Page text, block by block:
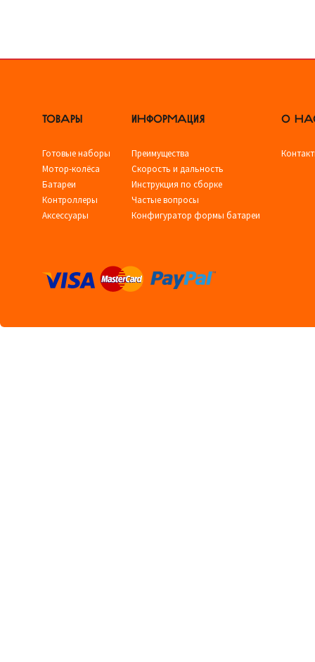
ТОВАРЫ
Готовые наборы
Мотор-колёса
Батареи
Контроллеры
Аксессуары
ИНФОРМАЦИЯ
Преимущества
Скорость и дальность
Инструкция по сборке
Частые вопросы
Конфигуратор формы батареи
О